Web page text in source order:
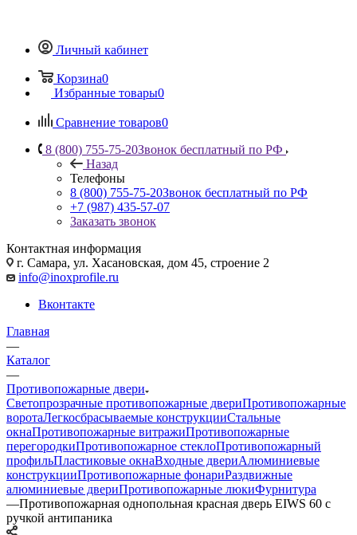
Личный кабинет
Корзина0
Избранные товары0
Сравнение товаров0
8 (800) 755-75-20Звонок бесплатный по РФ
Назад
Телефоны
8 (800) 755-75-20Звонок бесплатный по РФ
+7 (987) 435-57-07
Заказать звонок
Контактная информация
г. Самара, ул. Хасановская, дом 45, строение 2
info@inoxprofile.ru
Вконтакте
Главная
—
Каталог
—
Противопожарные двери
Светопрозрачные противопожарные двериПротивопожарные
воротаЛегкосбрасываемые конструкцииСтальные
окнаПротивопожарные витражиПротивопожарные
перегородкиПротивопожарное стеклоПротивопожарный
профильПластиковые окнаВходные двериАлюминиевые
конструкцииПротивопожарные фонариРаздвижные
алюминиевые двериПротивопожарные люкиФурнитура
—Противопожарная однопольная красная дверь EIWS 60 с
ручкой антипаника